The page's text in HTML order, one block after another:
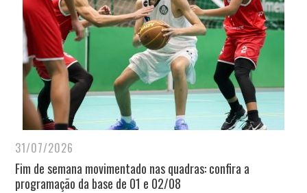
31/07/2026
Fim de semana movimentado nas quadras: confira a
programação da base de 01 e 02/08